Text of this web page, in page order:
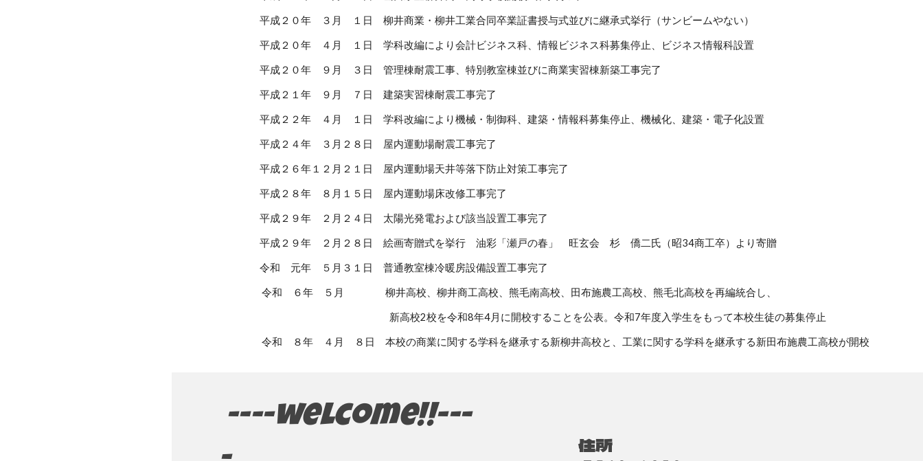
平成２０年 ３月 １日 柳井商業・柳井工業合同卒業証書授与式並びに継承式挙行（サンビームやない）
平成２０年 ４月 １日 学科改編により会計ビジネス科、情報ビジネス科募集停止、ビジネス情報科設置
平成２０年 ９月 ３日 管理棟耐震工事、特別教室棟並びに商業実習棟新築工事完了
平成２１年 ９月 ７日 建築実習棟耐震工事完了
平成２２年 ４月 １日 学科改編により機械・制御科、建築・情報科募集停止、機械化、建築・電子化設置
平成２４年 ３月２８日 屋内運動場耐震工事完了
平成２６年１２月２１日 屋内運動場天井等落下防止対策工事完了
平成２８年 ８月１５日 屋内運動場床改修工事完了
平成２９年 ２月２４日 太陽光発電および該当設置工事完了
平成２９年 ２月２８日 絵画寄贈式を挙行 油彩「瀬戸の春」 旺玄会 杉 僑二氏（昭34商工卒）より寄贈
令和 元年 ５ 月３１日普通教室棟冷暖房設備設置工事完了
令和 ６年 ５月 柳井高校、柳井商工高校、熊毛南高校、田布施農工高校、熊毛北高校を再編統合し、
新高校2校を令和8年4月に開校することを公表。令和7年度入学生をもって本校生徒の募集停止
令和 ８年 ４月 ８日 本校の商業に関する学科を継承する新柳井高校と、工業に関する学科を継承する新田布施農工高校が開校
----welcome!!---
住所